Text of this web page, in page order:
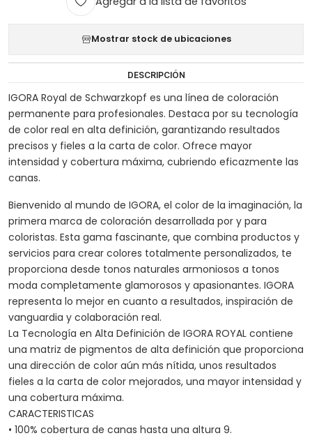
Mostrar stock de ubicaciones
DESCRIPCIÓN
IGORA Royal de Schwarzkopf es una línea de coloración
permanente para profesionales. Destaca por su tecnología
de color real en alta definición, garantizando resultados
precisos y fieles a la carta de color. Ofrece mayor
intensidad y cobertura máxima, cubriendo eficazmente las
canas.
Bienvenido al mundo de IGORA, el color de la imaginación, la
primera marca de coloración desarrollada por y para
coloristas. Esta gama fascinante, que combina productos y
servicios para crear colores totalmente personalizados, te
proporciona desde tonos naturales armoniosos a tonos
moda completamente glamorosos y apasionantes. IGORA
representa lo mejor en cuanto a resultados, inspiración de
vanguardia y colaboración real.
La Tecnología en Alta Definición de IGORA ROYAL contiene
una matriz de pigmentos de alta definición que proporciona
una dirección de color aún más nítida, unos resultados
fieles a la carta de color mejorados, una mayor intensidad y
una cobertura máxima.
CARACTERISTICAS
• 100% cobertura de canas hasta una altura 9.